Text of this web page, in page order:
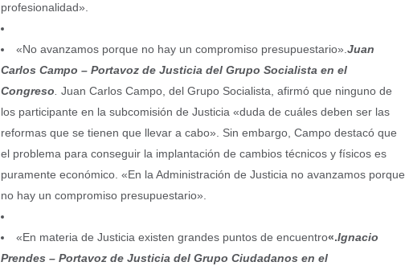
profesionalidad».
«No avanzamos porque no hay un compromiso presupuestario». Juan
Carlos Campo – Portavoz de Justicia del Grupo Socialista en el
Congreso Juan Carlos Campo, del Grupo Socialista, afirmó que ninguno de
los participante en la subcomisión de Justicia «duda de cuáles deben ser las
reformas que se tienen que llevar a cabo». Sin embargo, Campo destacó que
el problema para conseguir la implantación de cambios técnicos y físicos es
puramente económico. «En la Administración de Justicia no avanzamos porque
no hay un compromiso presupuestario».
«En materia de Justicia existen grandes puntos de encuentro«.Ignacio
Prendes – Portavoz de Justicia del Grupo Ciudadanos en el